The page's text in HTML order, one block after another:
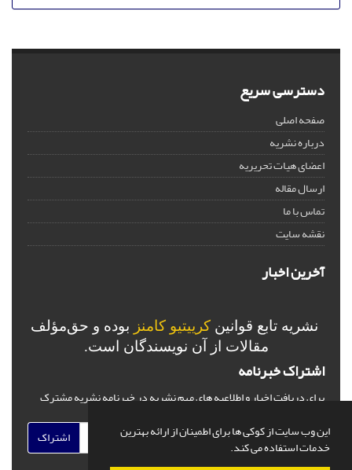
این وب سایت از کوکی ها برای اطمینان از ارائه بهترین
خدمات استفاده می کند.
دسترسی سریع
صفحه اصلی
درباره نشریه
اعضای هیات تحریریه
ارسال مقاله
تماس با ما
نقشه سایت
آخرین اخبار
نشریه تابع قوانین کرییتیو کامنز بوده و حق‌مؤلف
مقالات از آن نویسندگان است.
اشتراک خبرنامه
برای دریافت اخبار و اطلاعیه های مهم نشریه در خبرنامه نشریه مشترک
اشتراک